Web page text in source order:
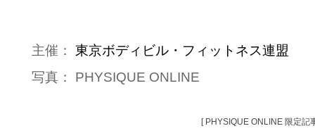
主催：
東京ボディビル・フィットネス連盟
写真：
PHYSIQUE ONLINE
[ PHYSIQUE ONLINE 限定記